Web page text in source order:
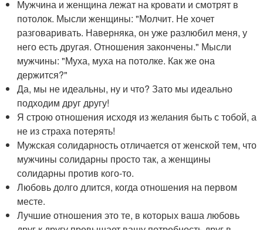
Мужчина и женщина лежат на кровати и смотрят в
потолок. Мысли женщины: "Молчит. Не хочет
разговаривать. Наверняка, он уже разлюбил меня, у
него есть другая. Отношения закончены." Мысли
мужчины: "Муха, муха на потолке. Как же она
держится?"
Да, мы не идеальны, ну и что? Зато мы идеально
подходим друг другу!
Я строю отношения исходя из желания быть с тобой, а
не из страха потерять!
Мужская солидарность отличается от женской тем, что
мужчины солидарны просто так, а женщины
солидарны против кого-то.
Любовь долго длится, когда отношения на первом
месте.
Лучшие отношения это те, в которых ваша любовь